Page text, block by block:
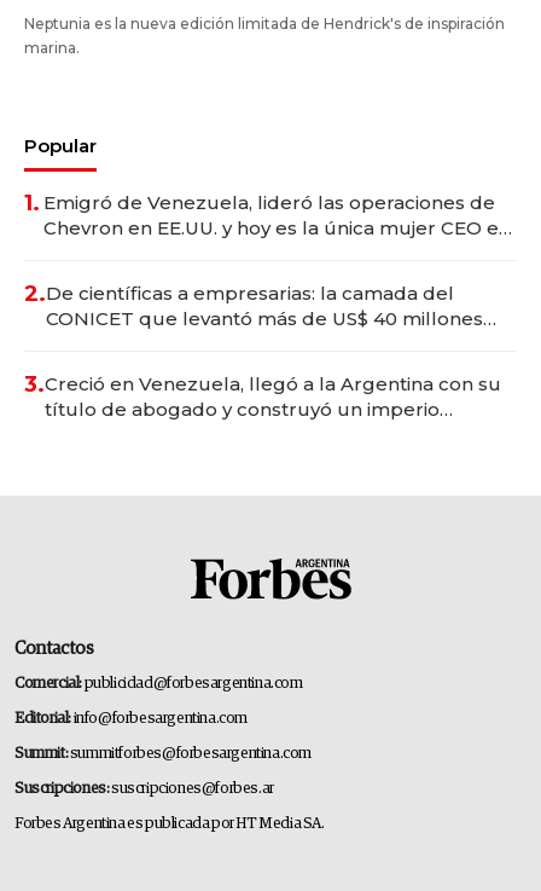
Neptunia es la nueva edición limitada de Hendrick's de inspiración
marina.
Popular
1. Emigró de Venezuela, lideró las operaciones de
Chevron en EE.UU. y hoy es la única mujer CEO en
2.De científicas a empresarias: la camada del
CONICET que levantó más de US$ 40 millones
3.Creció en Venezuela, llegó a la Argentina con su
título de abogado y construyó un imperio
Contactos
Comercial:publicidad@forbesargentina.com
Editorial:info@forbesargentina.com
Summit:summitforbes@forbesargentina.com
Suscripciones:suscripciones@forbes.ar
Forbes Argentina es publicada por HT Media SA.